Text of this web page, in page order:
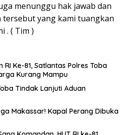
menunggu hak jawab dan
yang kami tuangkan
. ( Tim )
Ke-81, Satlantas Polres Toba
Kurang Mampu
Tindak Lanjuti Aduan
Makassar! Kapal Perang Dibuka